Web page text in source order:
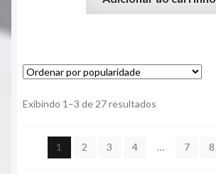
Exibindo 1–3 de 27 resultados
1
2 3 4 … 7 8